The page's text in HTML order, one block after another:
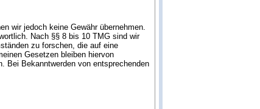
wir jedoch keine Gewähr übernehmen.
Nach §§ 8 bis 10 TMG sind wir
zu forschen, die auf eine
Gesetzen bleiben hiervon
Bei Bekanntwerden von entsprechenden